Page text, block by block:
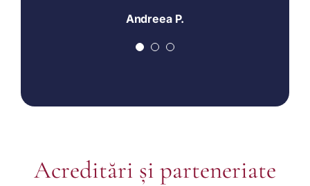
Andreea P.
Acreditări și parteneriate